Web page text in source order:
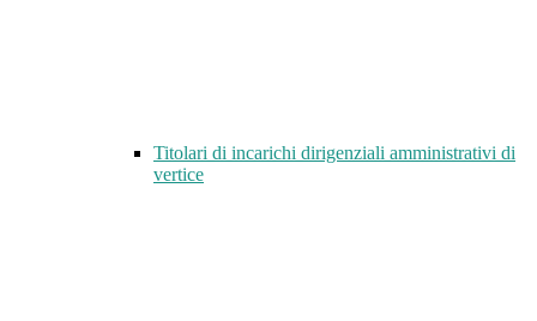
Titolari di incarichi dirigenziali amministrativi di
vertice